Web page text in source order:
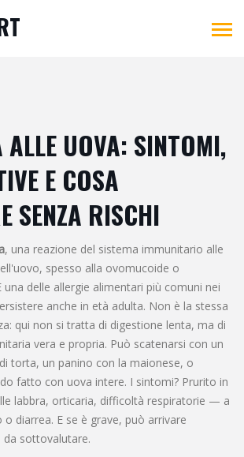
ALLE UOVA: SINTOMI,
E COSA
SENZA RISCHI
, una reazione del sistema immunitario alle
spesso alla ovomucoide o
una delle allergie alimentari più comuni nei
anche in età adulta. Non è la stessa
qui non si tratta di digestione lenta, ma di
vera e propria. Può scatenarsi con un
torta, un panino con la maionese, o
fatto con uova intere. I sintomi? Prurito in
labbra, orticaria, difficoltà respiratorie — a
diarrea. E se è grave, può arrivare
da sottovalutare.